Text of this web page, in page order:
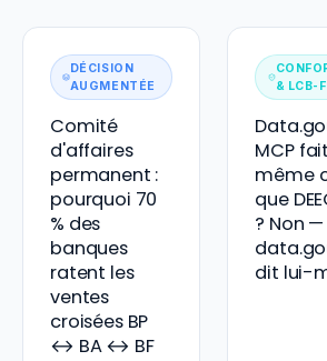
DÉCISION
AUGMENTÉE
Comité
d'affaires
permanent :
pourquoi 70
% des
banques
ratent les
ventes
croisées BP
↔ BA ↔ BF
& LCB-
MCP
même
que
? Non
dit lui-